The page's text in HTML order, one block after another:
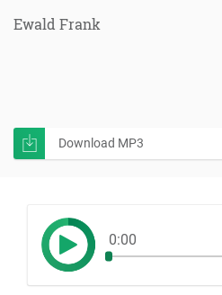
Ewald Frank
Download MP3
0:00